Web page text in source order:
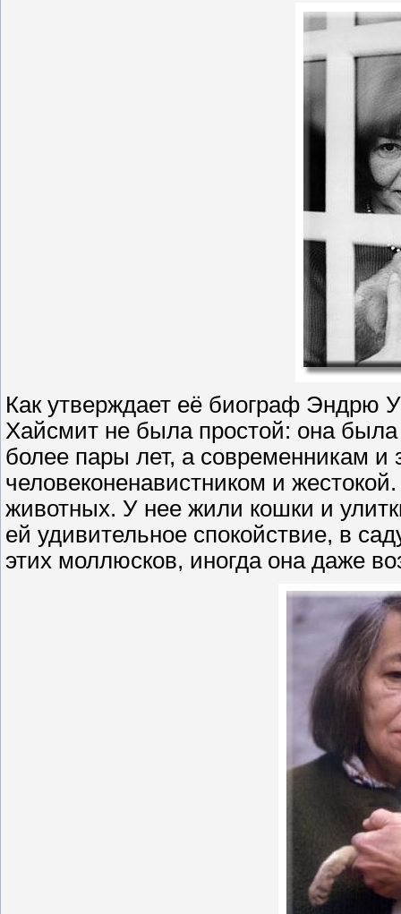
Как утверждает её биограф Эндрю
Хайсмит не была простой: она
более пары лет, а современникам
человеконенавистником и
животных. У нее жили кошки и
ей удивительное спокойствие, в
этих моллюсков, иногда она даже